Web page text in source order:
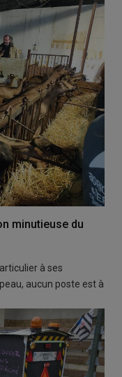
minutieuse du
à ses
aucun poste est à